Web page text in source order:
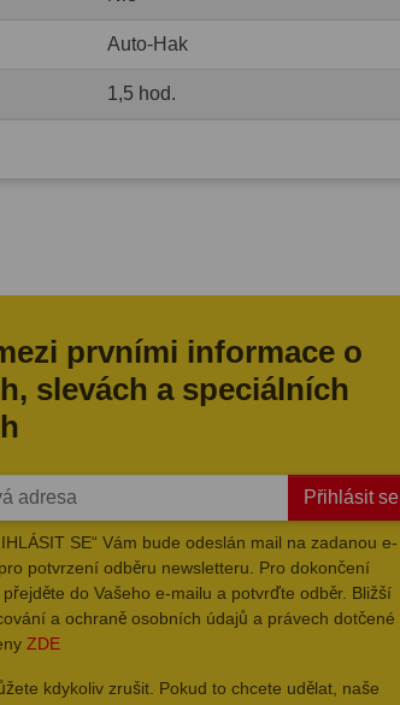
Auto-Hak
1,5 hod.
prvními informace o
slevách a speciálních
Přihlásit se
SE“ Vám bude odeslán mail na zadanou e-
potvrzení odběru newsletteru. Pro dokončení
do Vašeho e-mailu a potvrďte odběr. Bližší
a ochraně osobních údajů a právech dotčené
ZDE
kdykoliv zrušit. Pokud to chcete udělat, naše